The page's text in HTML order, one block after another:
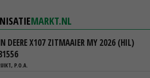
MARKT.NL
DEERE X107 ZITMAAIER MY 2026 (HIL)
P.O.A.